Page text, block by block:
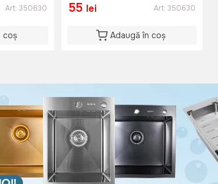
Art: 350630
coș
55 lei Art: 350630
Adaugă în coș